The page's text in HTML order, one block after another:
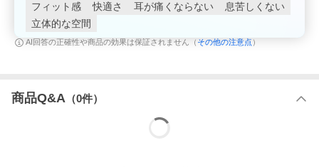
フィット感
快適さ 耳が痛くならない
息苦しくない
立体的な空間
AI回答の正確性や商品の効果は保証されません（ その他の注意点 ）
商品Q&A （0件）